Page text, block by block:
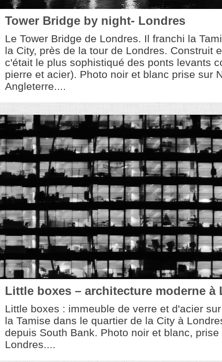
Tower Bridge by night- Londres
Le Tower Bridge de Londres. Il franchi la
la City, près de la tour de Londres. Construit
c'était le plus sophistiqué des ponts levants
pierre et acier). Photo noir et blanc prise sur
Angleterre....
Little boxes – architecture moderne à
Little boxes : immeuble de verre et d'acier
la Tamise dans le quartier de la City à
depuis South Bank. Photo noir et blanc,
Londres....